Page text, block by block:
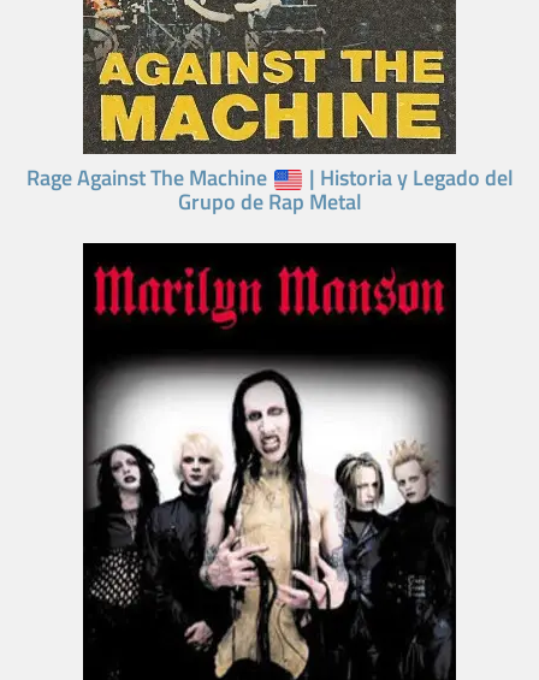
Rage Against The Machine | Historia y Legado del
Grupo de Rap Metal